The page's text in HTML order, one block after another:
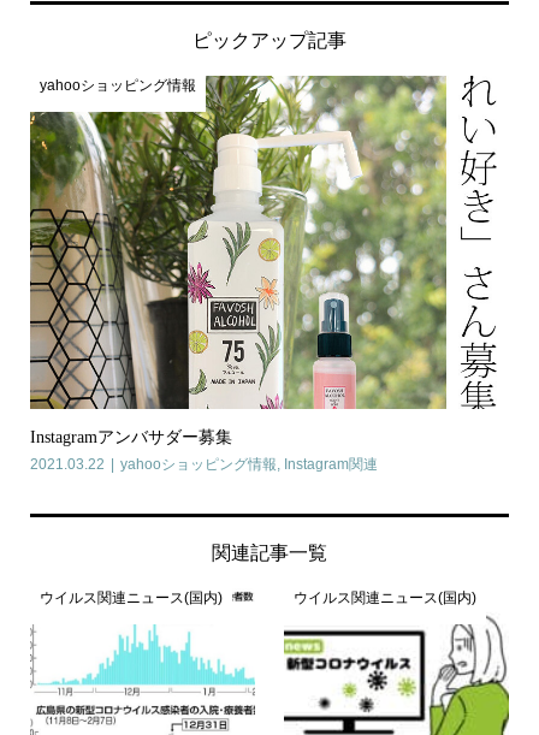
ピックアップ記事
yahooショッピング情報
Instagramアンバサダー募集
2021.03.22 yahooショッピング情報 Instagram関連
関連記事一覧
ウイルス関連ニュース(国内) ウイルス関連ニュース(国内)